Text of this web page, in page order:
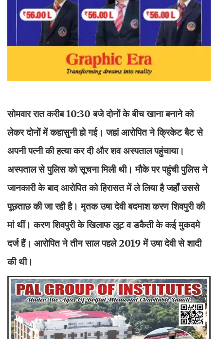
सोमवार रात करीब 10:30 बजे दोनों के बीच खाना बनाने को
लेकर दोनों में कहासुनी हो गई। जहां आरोपित ने क्रिकेट बैट से
अपनी पत्नी की हत्या कर दी और शव अस्पताल पहुंचाया।
अस्पताल से पुलिस को सूचना मिली थी। मौके पर पहुंची पुलिस ने
जानकारी के बाद आरोपित को हिरासत में ले लिया है जहाँ उससे
पूछताछ की जा रही है। मृतक उषा देवी बदमाश करण शिवपुरी की
मां थीं। करण शिवपुरी के खिलाफ लूट व डकैती के कई मुकदमे
दर्ज हैं। आरोपित ने तीन साल पहले 2019 में उषा देवी से शादी
की थी।